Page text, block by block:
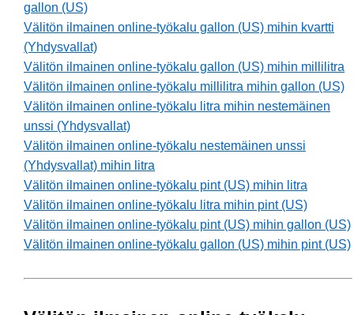
gallon (US)
Välitön ilmainen online-työkalu gallon (US) mihin kvartti
(Yhdysvallat)
Välitön ilmainen online-työkalu gallon (US) mihin millilitra
Välitön ilmainen online-työkalu millilitra mihin gallon (US)
Välitön ilmainen online-työkalu litra mihin nestemäinen
unssi (Yhdysvallat)
Välitön ilmainen online-työkalu nestemäinen unssi
(Yhdysvallat) mihin litra
Välitön ilmainen online-työkalu pint (US) mihin litra
Välitön ilmainen online-työkalu litra mihin pint (US)
Välitön ilmainen online-työkalu pint (US) mihin gallon (US)
Välitön ilmainen online-työkalu gallon (US) mihin pint (US)